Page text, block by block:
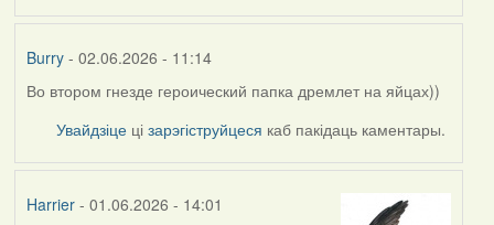
Burry- 02.06.2026 - 11:14
Во втором гнезде героический папка дремлет на яйцах))
Увайдзіце цізарэгіструйцеся каб пакідаць каментары.
Harrier- 01.06.2026 - 14:01